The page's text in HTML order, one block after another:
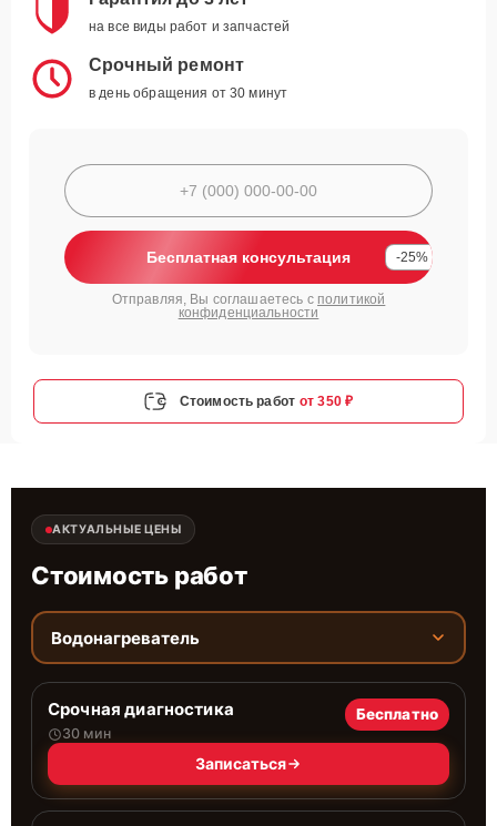
на все виды работ и запчастей
Срочный ремонт
в день обращения от 30 минут
Бесплатная консультация -25%
Отправляя, Вы соглашаетесь с политикой
конфиденциальности
Стоимость работ от 350 ₽
АКТУАЛЬНЫЕ ЦЕНЫ
Стоимость работ
Водонагреватель
Срочная диагностика
30 мин
Бесплатно
Записаться